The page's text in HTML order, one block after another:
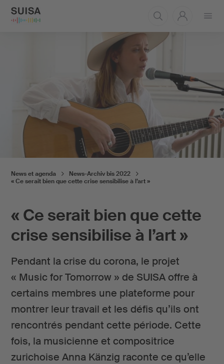
le
« Ce serait bien que cette
crise sensibilise à l’art »
Pendant la crise du corona, le projet
« Music for Tomorrow » de SUISA offre à
certains membres une plateforme pour
montrer leur travail et les défis qu’ils ont
rencontrés pendant cette période. Cette
fois, la musicienne et compositrice
zurichoise Anna Känzig raconte ce qu’elle
News et agenda
News-Archiv bis 2022
« Ce serait bien que cette crise sensibilise à l’art »